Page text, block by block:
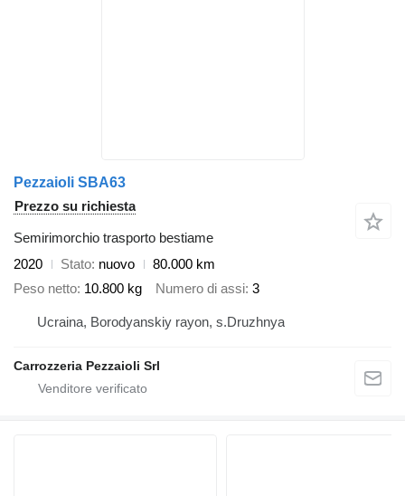
Pezzaioli SBA63
Prezzo su richiesta
Semirimorchio trasporto bestiame
2020
Stato nuovo
80.000 km
Peso netto 10.800 kg Numero di assi 3
Ucraina, Borodyanskiy rayon, s.Druzhnya
Carrozzeria Pezzaioli Srl